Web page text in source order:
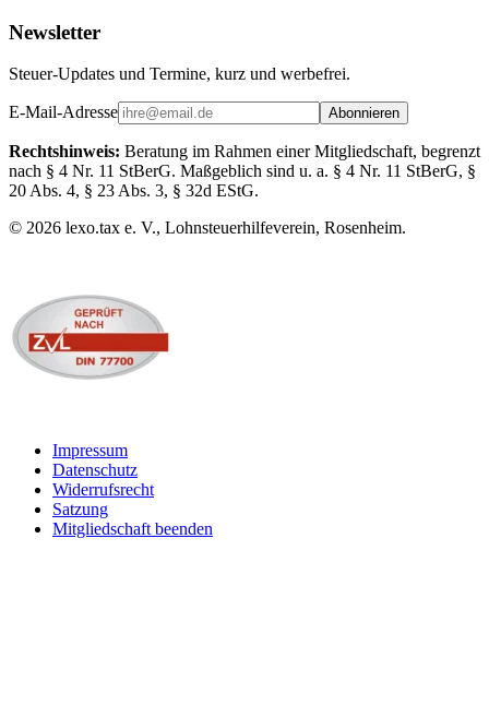
Newsletter
Steuer-Updates und Termine, kurz und werbefrei.
E-Mail-Adresse Abonnieren
Rechtshinweis: Beratung im Rahmen einer Mitgliedschaft, begrenzt
nach § 4 Nr. 11 StBerG. Maßgeblich sind u. a. § 4 Nr. 11 StBerG, §
20 Abs. 4, § 23 Abs. 3, § 32d EStG.
© 2026 lexo.tax e. V., Lohnsteuerhilfeverein, Rosenheim.
Impressum
Datenschutz
Widerrufsrecht
Satzung
Mitgliedschaft beenden